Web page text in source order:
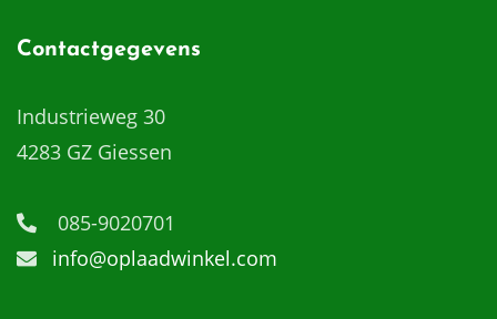
Contactgegevens
Industrieweg 30
4283 GZ Giessen
085-9020701
info@oplaadwinkel.com